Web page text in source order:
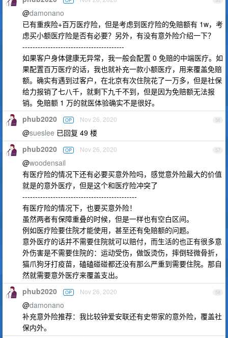
@damonano
已有重疾险+百万医疗险，但是考虑到医疗险的免赔额有 1w，考
虑买小额医疗险是否有必要？另外，有没有意外险介绍一下？
----------------------------------------
如果客户身体健康无异常，我一般会配置 0 免赔的中端医疗。如
果配置百万医疗的话，我也就补充一款小额医疗，用来覆盖免赔
额。确实有遇到过客户，在北京有次住院花了一万多，但是社保
给力报销了七八千，就剩下九千不到，但是因为免赔额无法报
销。免赔额 1 万的就医体验确实不是很好。
56
phub2020 OP Nov 26, 2020
@sueslee 已回复 49 楼
57
phub2020 OP Nov 26, 2020
@woodensail
有医疗险的情况下还有必要买意外险吗，感觉意外险最大的价值
就是的意外医疗，但是这个和医疗险冲突了
---------------------------------------------
有医疗险的情况下，也要买意外险！
虽然两者有保障重叠的时候，但是一样也有空白区间。
例如医疗险要住院才能使用，甚至还有免赔额的问题。
意外医疗的话并不需要住院就可以赔付，而生活的也正有很多意
外伤害是不需要住院的：运动受伤，做饭烫伤，摔倒轻微骨折，
猫爪狗牙打疫苗，磕磕碰碰都还没有那么严重到需要住院。那自
然就需要意外医疗来覆盖支出。
58
phub2020 OP Nov 26, 2020
@damonano
补充意外险推荐：我比较钟爱安联还有史带家的意外险，覆盖社
保内外。